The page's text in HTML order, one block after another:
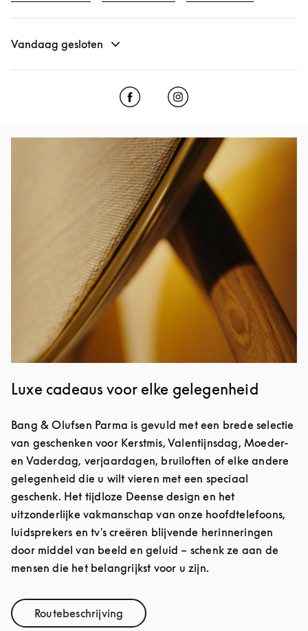
Vandaag gesloten
Click to open Facebook
Link Opens in New Tab
Click to open Instagram
Link Opens in New Tab
Afbeelding van evenement
Luxe cadeaus voor elke gelegenheid
Bang & Olufsen Parma is gevuld met een brede selectie
van geschenken voor Kerstmis, Valentijnsdag, Moeder-
en Vaderdag, verjaardagen, bruiloften of elke andere
gelegenheid die u wilt vieren met een speciaal
geschenk. Het tijdloze Deense design en het
uitzonderlijke vakmanschap van onze hoofdtelefoons,
luidsprekers en tv's creëren blijvende herinneringen
door middel van beeld en geluid – schenk ze aan de
mensen die het belangrijkst voor u zijn.
RoutebeschrijvingLink Opens in New Tab